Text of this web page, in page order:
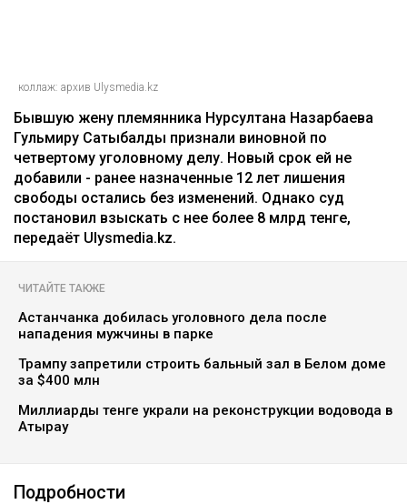
коллаж: архив Ulysmedia.kz
Бывшую жену племянника Нурсултана Назарбаева
Гульмиру Сатыбалды признали виновной по
четвертому уголовному делу. Новый срок ей не
добавили - ранее назначенные 12 лет лишения
свободы остались без изменений. Однако суд
постановил взыскать с нее более 8 млрд тенге,
передаёт Ulysmedia.kz.
ЧИТАЙТЕ ТАКЖЕ
Астанчанка добилась уголовного дела после
нападения мужчины в парке
Трампу запретили строить бальный зал в Белом доме
за $400 млн
Миллиарды тенге украли на реконструкции водовода в
Атырау
Подробности